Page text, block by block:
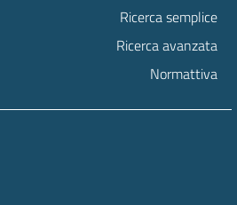
Ricerca semplice
Ricerca avanzata
Normattiva